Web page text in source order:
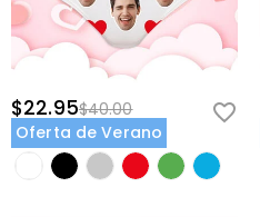
$22.95$40.00
Oferta de Verano